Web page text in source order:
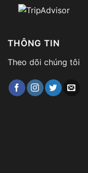
THÔNG TIN
Theo dõi chúng tôi